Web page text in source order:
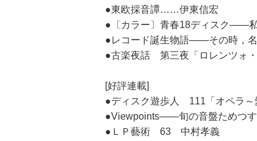
●東欧採音譚……伊東信宏
●〔カラー〕青春18ディスク――
●レコード誕生物語――その時，
●古楽夜話 第三夜「ロレンツォ
[好評連載]
●ディスク遊歩人 111「オペラ～
●Viewpoints――旬の音盤ためつ
●ＬＰ藝術 63 中村孝義